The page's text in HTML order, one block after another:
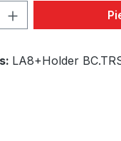
Enter
LA8+Holder